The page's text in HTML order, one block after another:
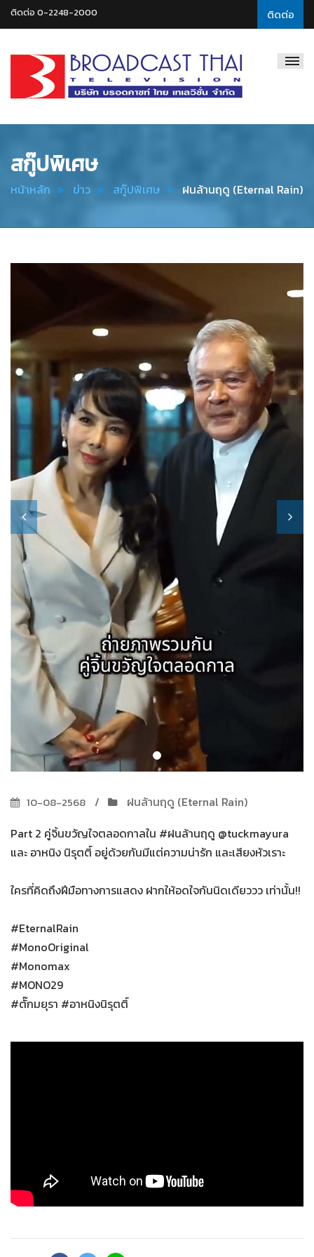
ติดต่อ
ติดต่อ 0-2248-2000
Thai
สกู๊ปพิเศษ
หน้าหลัก ข่าว สกู๊ปพิเศษ ฝนล้านฤดู (Eternal Rain)
10-08-2568
ฝนล้านฤดู (Eternal Rain)
Part 2 คู่จิ้นขวัญใจตลอดกาลใน #ฝนล้านฤดู @tuckmayura
และ อาหนิง นิรุตติ์ อยู่ด้วยกันมีแต่ความน่ารัก และเสียงหัวเราะ
ใครที่คิดถึงฝีมือทางการแสดง ฝากให้อดใจกันนิดเดียววว เท่านั้น!!
#EternalRain
#MonoOriginal
#Monomax
#MONO29
#ตั๊กมยุรา #อาหนิงนิรุตติ์